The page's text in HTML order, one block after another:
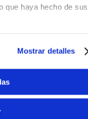
que haya hecho de sus
Mostrar detalles
JIVAJR Nita
color Deep Sea
Stock Online